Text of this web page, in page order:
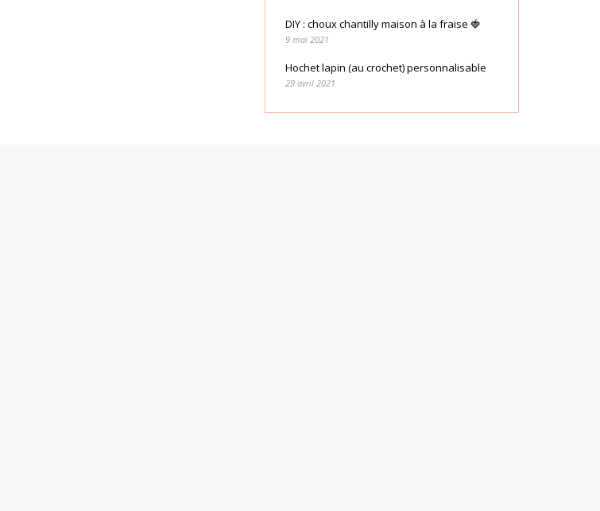
DIY : choux chantilly maison à la fraise 🍓
9 mai 2021
Hochet lapin (au crochet) personnalisable
29 avril 2021